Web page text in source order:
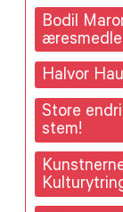
Bodil
Halvor
Store
stem!